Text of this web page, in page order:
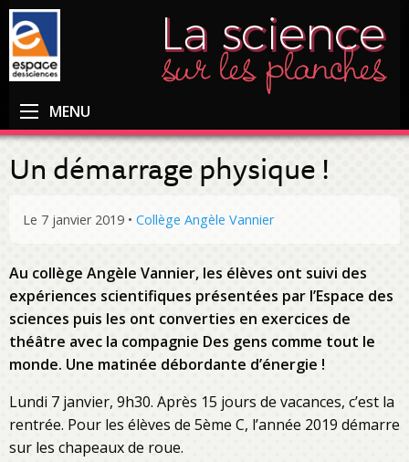
MENU
Un démarrage physique !
Le 7 janvier 2019 • Collège Angèle Vannier
Au collège Angèle Vannier, les élèves ont suivi des
expériences scientifiques présentées par l’Espace des
sciences puis les ont converties en exercices de
théâtre avec la compagnie Des gens comme tout le
monde. Une matinée débordante d’énergie !
Lundi 7 janvier, 9h30. Après 15 jours de vacances, c’est la
rentrée. Pour les élèves de 5ème C, l’année 2019 démarre
sur les chapeaux de roue.